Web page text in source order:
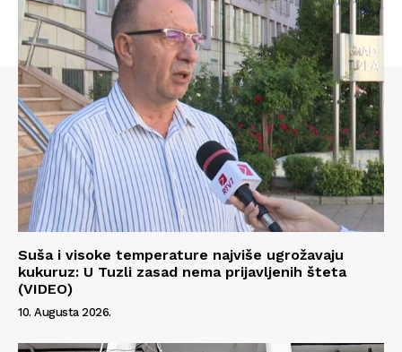
Suša i visoke temperature najviše ugrožavaju
kukuruz: U Tuzli zasad nema prijavljenih šteta
(VIDEO)
10. Augusta 2026.